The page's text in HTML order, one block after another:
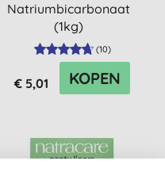
Natriumbicarbonaat
(1kg)
(10)
€ 5,01 KOPEN